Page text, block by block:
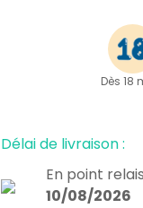
Dès 18
Délai de livraison :
En point relais
10/08/2026